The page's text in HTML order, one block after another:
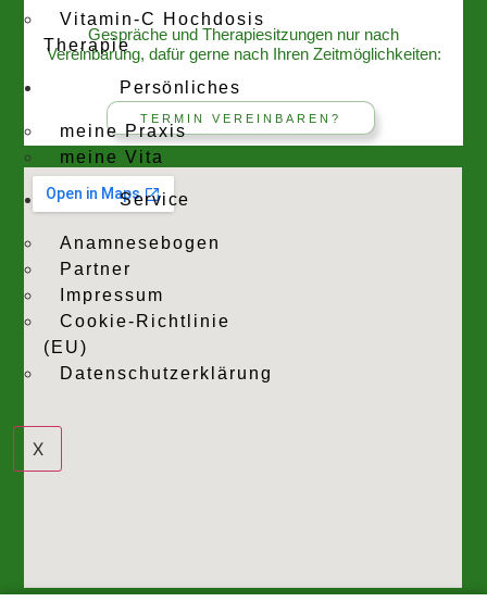
Vitamin-C Hochdosis
Therapie
Persönliches
meine Praxis
meine Vita
Service
Anamnesebogen
Partner
Impressum
Cookie-Richtlinie
(EU)
Datenschutzerklärung
X
Gespräche und Therapiesitzungen nur nach
Vereinbarung, dafür gerne nach Ihren Zeitmöglichkeiten:
TERMIN VEREINBAREN?